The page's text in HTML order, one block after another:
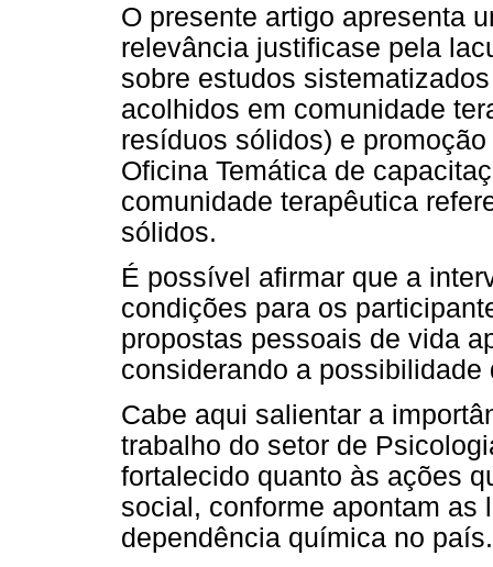
O presente artigo apresenta
relevância justificase pela
sobre estudos
acolhidos em comunidade
resíduos sólidos) e
Oficina Temática de
comunidade terapêutica
sólidos.
É possível afirmar que a
condições para os
propostas pessoais de vida
considerando a
Cabe aqui salientar a
trabalho do setor de
fortalecido quanto às ações
social, conforme apontam as
dependência química no país.